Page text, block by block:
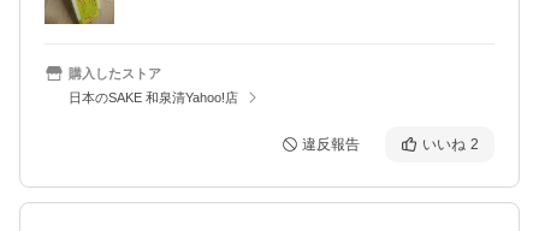
購入したストア
日本のSAKE 和泉清Yahoo!店
違反報告 いいね 2